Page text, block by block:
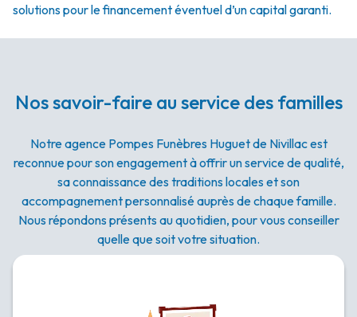
solutions pour le financement éventuel d’un capital garanti.
Nos savoir-faire au service des familles
Notre agence Pompes Funèbres Huguet de Nivillac est
reconnue pour son engagement à offrir un service de qualité,
sa connaissance des traditions locales et son
accompagnement personnalisé auprès de chaque famille.
Nous répondons présents au quotidien, pour vous conseiller
quelle que soit votre situation.